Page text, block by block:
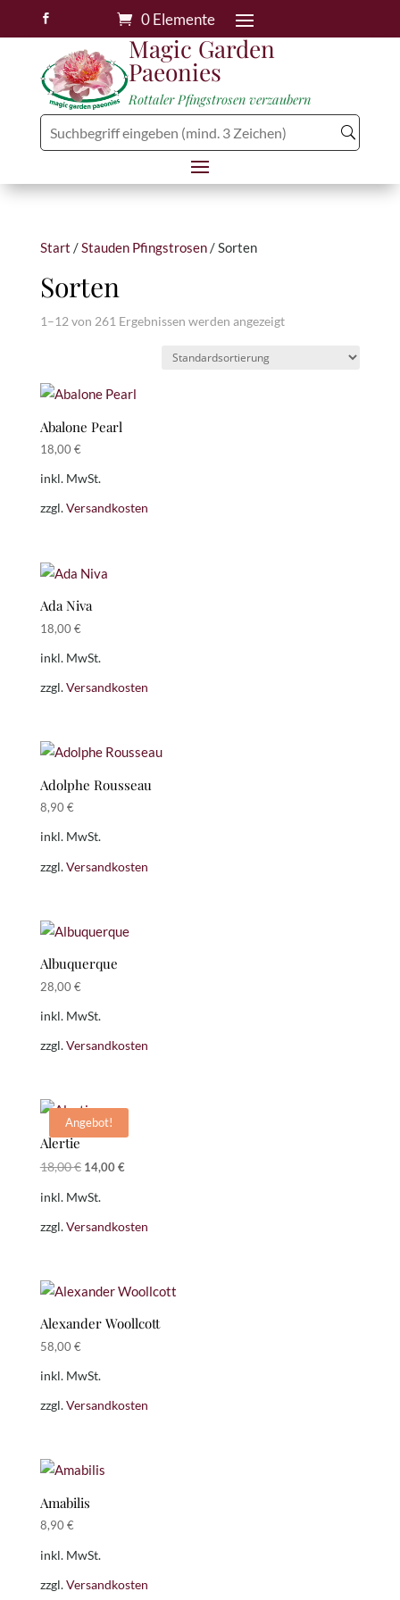
 0 Elemente
Magic Garden
Paeonies
Rottaler Pfingstrosen verzaubern
Start /Stauden Pfingstrosen/ Sorten
Sorten
1–12 von 261 Ergebnissen werden angezeigt
Abalone Pearl
18,00 €
inkl. MwSt.
zzgl.Versandkosten
Ada Niva
18,00 €
inkl. MwSt.
zzgl.Versandkosten
Adolphe Rousseau
8,90 €
inkl. MwSt.
zzgl.Versandkosten
Albuquerque
28,00 €
inkl. MwSt.
zzgl.Versandkosten
Angebot!
Alertie
18,00€ Ursprünglicher
war:
18,00 €
14,00€Aktueller
14,00 €.
inkl. MwSt.
zzgl.Versandkosten
Alexander Woollcott
58,00 €
inkl. MwSt.
zzgl.Versandkosten
Amabilis
8,90 €
inkl. MwSt.
zzgl.Versandkosten